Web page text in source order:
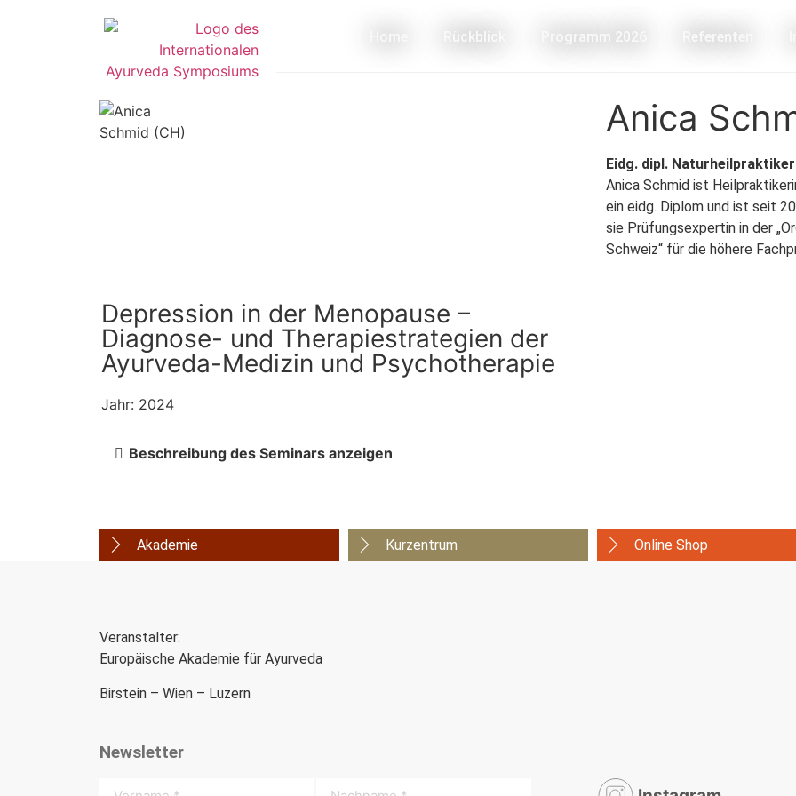
Rückblick Referenten
Anica
Eidg. dipl.
Anica Schmid ist
ein eidg. Diplom und ist seit
sie Prüfungsexpertin in der
Schweiz“ für die höhere
Depression in der Menopause –
Diagnose- und Therapiestrategien der
Ayurveda-Medizin und Psychotherapie
Jahr: 2024
Beschreibung des Seminars anzeigen
Akademie Kurzentrum Online Shop
Veranstalter:
Europäische Akademie für Ayurveda
Birstein – Wien – Luzern
Newsletter